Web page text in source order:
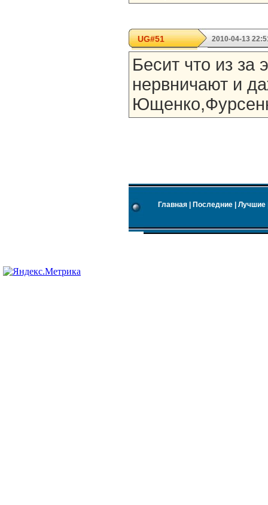
UG#51 2010-04-13
Бесит что из за
нервничают и
Главная| Последние| Лучшие